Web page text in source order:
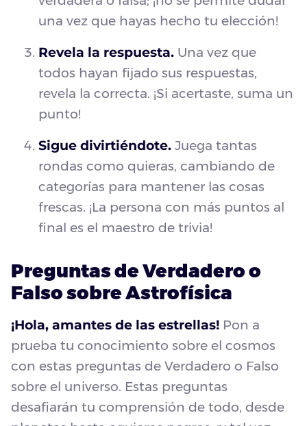
una vez que hayas hecho tu elección!
Revela la respuesta. Una vez que
todos hayan fijado sus respuestas,
revela la correcta. ¡Si acertaste, suma un
punto!
Sigue divirtiéndote. Juega tantas
rondas como quieras, cambiando de
categorías para mantener las cosas
frescas. ¡La persona con más puntos al
final es el maestro de trivia!
Preguntas de Verdadero o
Falso sobre Astrofísica
¡Hola, amantes de las estrellas! Pon a
prueba tu conocimiento sobre el cosmos
con estas preguntas de Verdadero o Falso
sobre el universo. Estas preguntas
desafiarán tu comprensión de todo, desde